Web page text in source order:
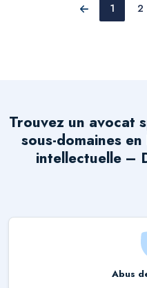
Précédent
1 2
Trouvez un avocat
sous-domaines en
intellectuelle –
Abus